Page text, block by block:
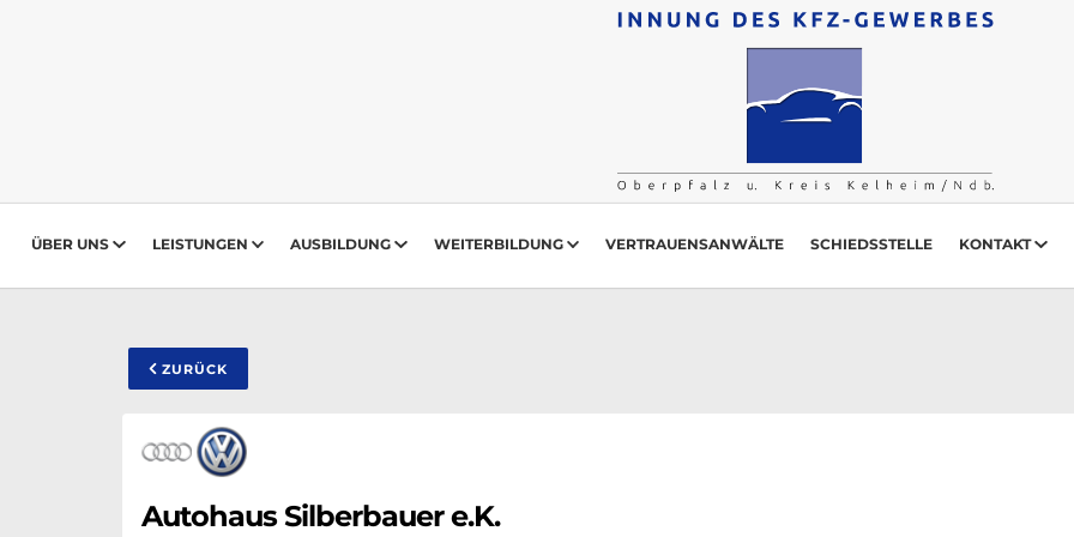
ÜBER UNS LEISTUNGEN AUSBILDUNG WEITERBILDUNG VERTRAUENSANWÄLTE SCHIEDSSTELLE KONTAKT
ZURÜCK
Autohaus Silberbauer e.K.